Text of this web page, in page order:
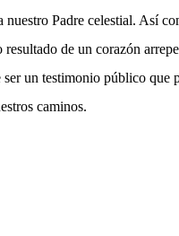
Padre celestial. Así
de un corazón
un testimonio público
caminos.